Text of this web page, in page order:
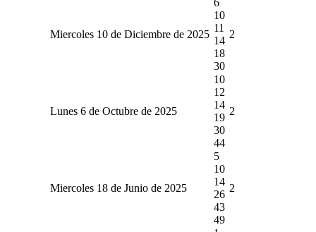
Miercoles 10 de Diciembre de 2025
10
11
14
18
30
2
Lunes 6 de Octubre de 2025
10
12
14
19
30
44
2
Miercoles 18 de Junio de 2025
5
10
14
26
43
49
2